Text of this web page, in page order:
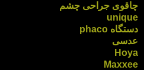
چاقوی جراحی چشم
unique
دستگاه phaco
عدسی
Hoya
Maxxee